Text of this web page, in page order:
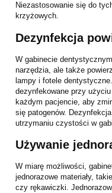
Niezastosowanie się do
krzyżowych.
Dezynfekcja
W gabinecie
narzędzia, ale także
lampy i fotele
dezynfekowane przy
każdym pacjencie, aby
się patogenów.
utrzymaniu czystości w
Używanie
W miarę możliwości,
jednorazowe materiały,
czy rękawiczki.